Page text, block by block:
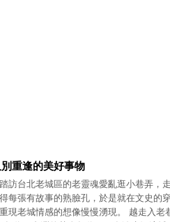
重逢的美好事物
訪台北老城區的老靈魂愛亂逛小巷弄，
每張有故事的熟臉孔，於是就在文史的
現老城情感的想像慢慢湧現。 越走入